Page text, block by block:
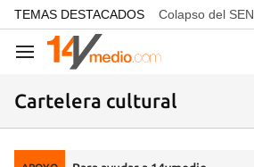
common.go-to-content
TEMAS DESTACADOS Colapso del SEN
Navegación
Cartelera cultural